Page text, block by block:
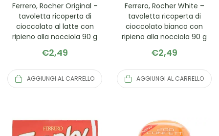
Ferrero, Rocher Original –
tavoletta ricoperta di
cioccolato al latte con
ripieno alla nocciola 90 g
€2,49
AGGIUNGI AL CARRELLO
Ferrero, Rocher White –
tavoletta ricoperta di
cioccolato bianco con
ripieno alla nocciola 90 g
€2,49
AGGIUNGI AL CARRELLO